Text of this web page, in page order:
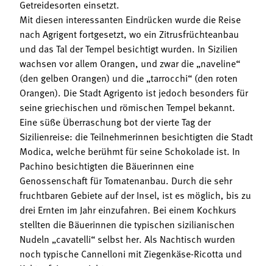
Getreidesorten einsetzt.
Mit diesen interessanten Eindrücken wurde die Reise
nach Agrigent fortgesetzt, wo ein Zitrusfrüchteanbau
und das Tal der Tempel besichtigt wurden. In Sizilien
wachsen vor allem Orangen, und zwar die „naveline“
(den gelben Orangen) und die „tarrocchi“ (den roten
Orangen). Die Stadt Agrigento ist jedoch besonders für
seine griechischen und römischen Tempel bekannt.
Eine süße Überraschung bot der vierte Tag der
Sizilienreise: die Teilnehmerinnen besichtigten die Stadt
Modica, welche berühmt für seine Schokolade ist. In
Pachino besichtigten die Bäuerinnen eine
Genossenschaft für Tomatenanbau. Durch die sehr
fruchtbaren Gebiete auf der Insel, ist es möglich, bis zu
drei Ernten im Jahr einzufahren. Bei einem Kochkurs
stellten die Bäuerinnen die typischen sizilianischen
Nudeln „cavatelli“ selbst her. Als Nachtisch wurden
noch typische Cannelloni mit Ziegenkäse-Ricotta und